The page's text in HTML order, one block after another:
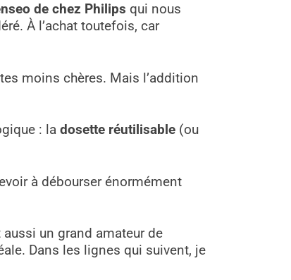
de chez Philips qui nous
À l’achat toutefois, car
moins chères. Mais l’addition
: la dosette réutilisable (ou
à débourser énormément
un grand amateur de
Dans les lignes qui suivent, je